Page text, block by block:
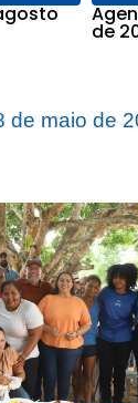
de
de maio de